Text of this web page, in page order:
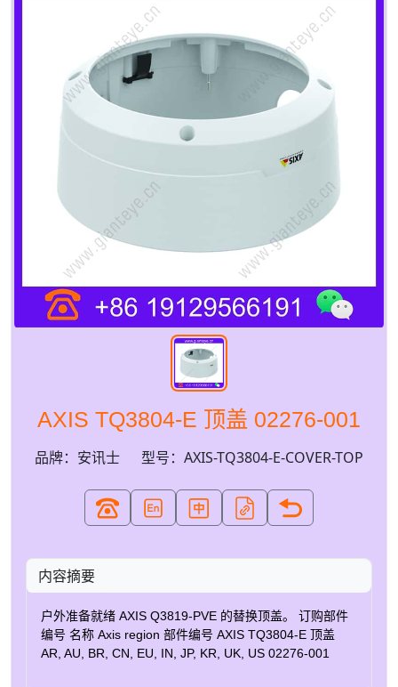
AXIS TQ3804-E 顶盖 02276-001
品牌：安讯士 型号：AXIS-TQ3804-E-COVER-TOP
内容摘要
户外准备就绪 AXIS Q3819-PVE 的替换顶盖。 订购部件
编号 名称 Axis region 部件编号 AXIS TQ3804-E 顶盖
AR, AU, BR, CN, EU, IN, JP, KR, UK, US 02276-001